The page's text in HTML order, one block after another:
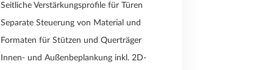
Seitliche Verstärkungsprofile für Türen
Separate Steuerung von Material und
Formaten für Stützen und Querträger
Innen- und Außenbeplankung inkl. 2D-